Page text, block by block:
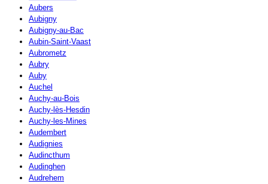
Aubers
Aubigny
Aubigny-au-Bac
Aubin-Saint-Vaast
Aubrometz
Aubry
Auby
Auchel
Auchy-au-Bois
Auchy-lès-Hesdin
Auchy-les-Mines
Audembert
Audignies
Audincthum
Audinghen
Audrehem